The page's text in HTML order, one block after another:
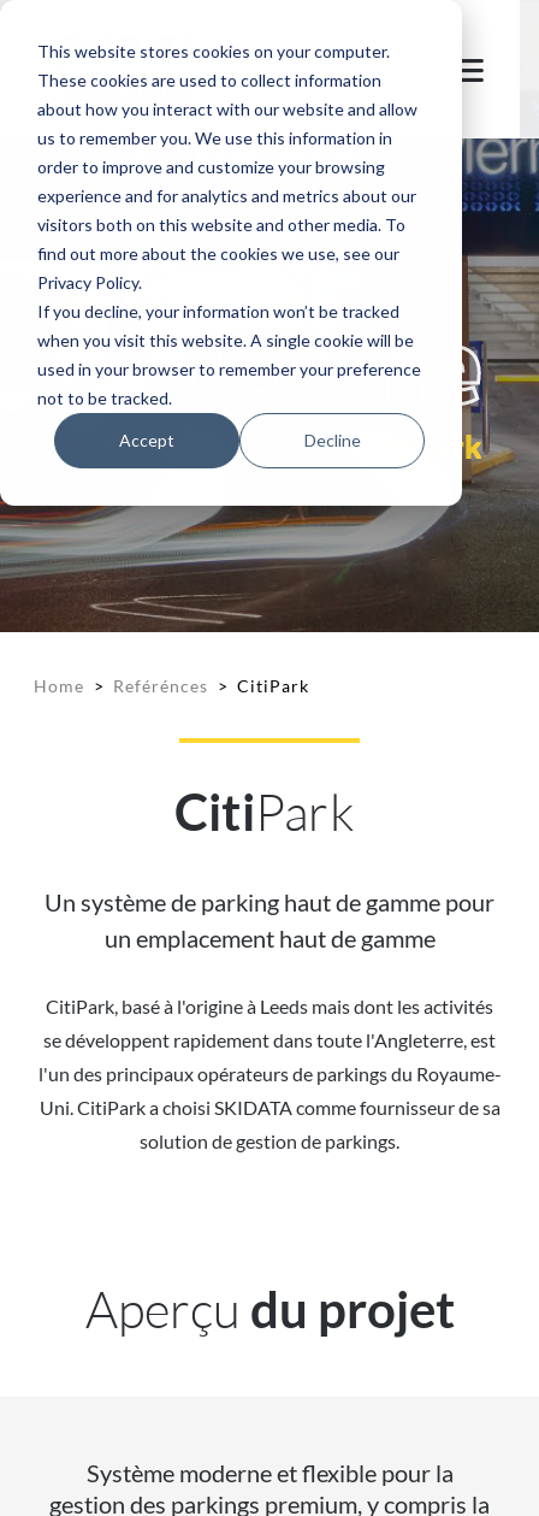
This website stores cookies on your computer.
These cookies are used to collect information
about how you interact with our website and allow
us to remember you. We use this information in
order to improve and customize your browsing
experience and for analytics and metrics about our
visitors both on this website and other media. To
find out more about the cookies we use, see our
Privacy Policy.
If you decline, your information won’t be tracked
when you visit this website. A single cookie will be
used in your browser to remember your preference
not to be tracked.
Accept Decline
let's
welcome
CitiPark
Home > Reférénces > CitiPark
CitiPark
Un système de parking haut de gamme pour
un emplacement haut de gamme
CitiPark, basé à l'origine à Leeds mais dont les activités
se développent rapidement dans toute l'Angleterre, est
l'un des principaux opérateurs de parkings du Royaume-
Uni. CitiPark a choisi SKIDATA comme fournisseur de sa
solution de gestion de parkings.
Aperçu du projet
Système moderne et flexible pour la
gestion des parkings premium, y compris la